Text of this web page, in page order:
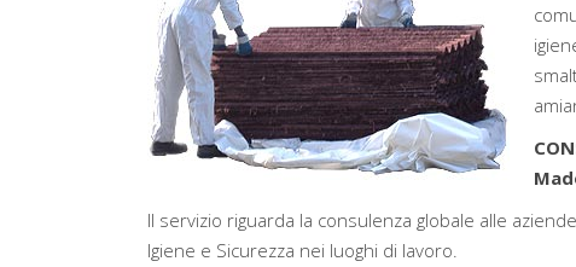
Il servizio riguarda la consulenza globale alle
Igiene e Sicurezza nei luoghi di lavoro.